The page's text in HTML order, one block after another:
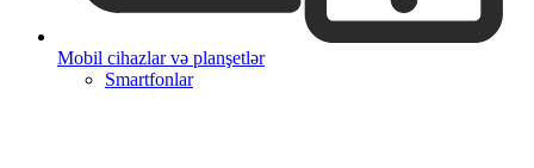
Mobil cihazlar və planşetlər
Smartfonlar